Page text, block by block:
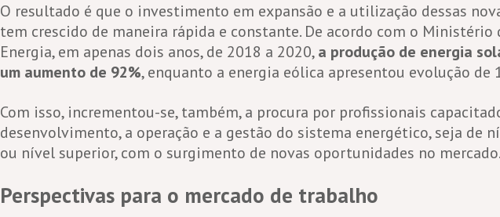
O resultado é que o investimento em expansão e a utilização dessas
tem crescido de maneira rápida e constante. De acordo com o Ministério
Energia, em apenas dois anos, de 2018 a 2020,a produção de energia
um aumento de 92%, enquanto a energia eólica apresentou evolução de
Com isso, incrementou-se, também, a procura por profissionais
desenvolvimento, a operação e a gestão do sistema energético, seja de
ou nível superior, com o surgimento de novas oportunidades no mercado.
Perspectivas para o mercado de trabalho